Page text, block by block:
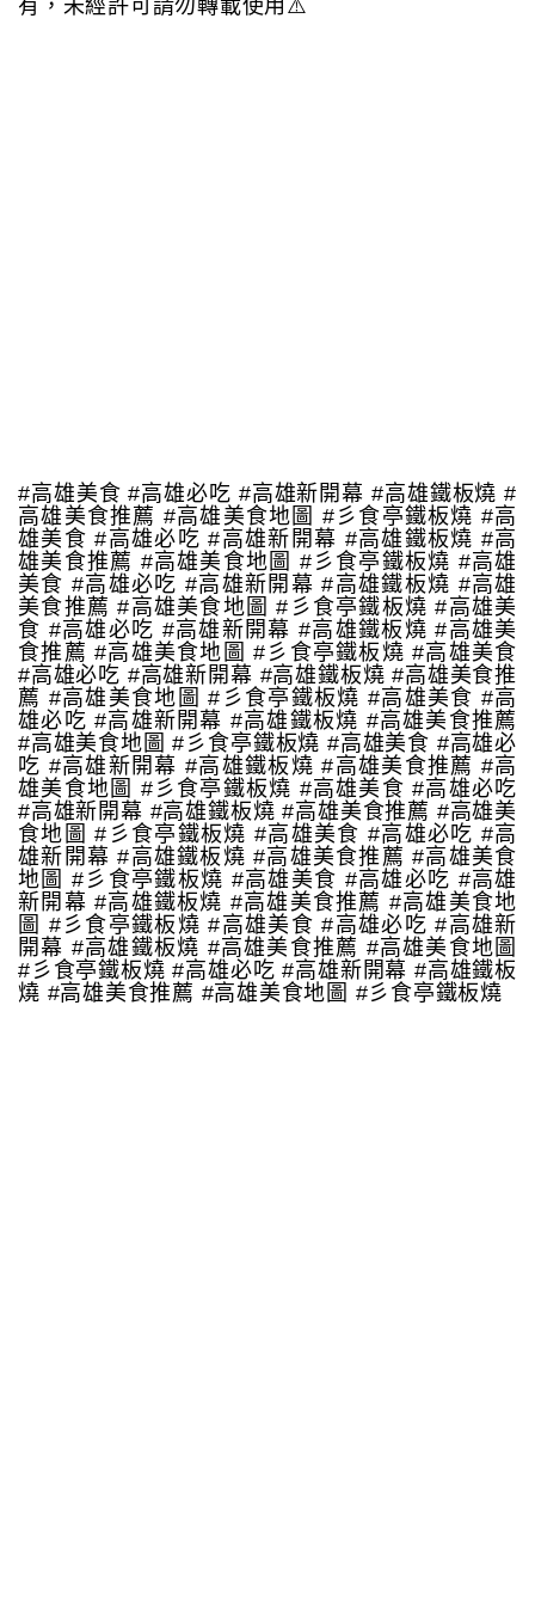
有，未經許可請勿轉載使用⚠️
#高雄美食 #高雄必吃 #高雄新開幕 #高雄鐵板燒 #
高雄美食推薦 #高雄美食地圖 #彡食亭鐵板燒 #高
雄美食 #高雄必吃 #高雄新開幕 #高雄鐵板燒 #高
雄美食推薦 #高雄美食地圖 #彡食亭鐵板燒 #高雄
美食 #高雄必吃 #高雄新開幕 #高雄鐵板燒 #高雄
美食推薦 #高雄美食地圖 #彡食亭鐵板燒 #高雄美
食 #高雄必吃 #高雄新開幕 #高雄鐵板燒 #高雄美
食推薦 #高雄美食地圖 #彡食亭鐵板燒 #高雄美食
#高雄必吃 #高雄新開幕 #高雄鐵板燒 #高雄美食推
薦 #高雄美食地圖 #彡食亭鐵板燒 #高雄美食 #高
雄必吃 #高雄新開幕 #高雄鐵板燒 #高雄美食推薦
#高雄美食地圖 #彡食亭鐵板燒 #高雄美食 #高雄必
吃 #高雄新開幕 #高雄鐵板燒 #高雄美食推薦 #高
雄美食地圖 #彡食亭鐵板燒 #高雄美食 #高雄必吃
#高雄新開幕 #高雄鐵板燒 #高雄美食推薦 #高雄美
食地圖 #彡食亭鐵板燒 #高雄美食 #高雄必吃 #高
雄新開幕 #高雄鐵板燒 #高雄美食推薦 #高雄美食
地圖 #彡食亭鐵板燒 #高雄美食 #高雄必吃 #高雄
新開幕 #高雄鐵板燒 #高雄美食推薦 #高雄美食地
圖 #彡食亭鐵板燒 #高雄美食 #高雄必吃 #高雄新
開幕 #高雄鐵板燒 #高雄美食推薦 #高雄美食地圖
#彡食亭鐵板燒 #高雄必吃 #高雄新開幕 #高雄鐵板
燒 #高雄美食推薦 #高雄美食地圖 #彡食亭鐵板燒